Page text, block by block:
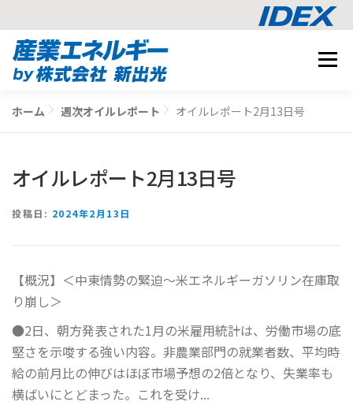
メニ
BUSINESS
ナレッジ
CO2削減シミュレーション
相談する
ホーム 週次オイルレポート オイルレポート2月13日号
オイルレポート2月13日号
投稿日: 2024年2月13日
【概況】＜中東情勢の緊迫～米エネルギーガソリン在庫取
り崩し＞
●2日、朝方発表された1月の米雇用統計は、労働市場の底
堅さを示唆する強い内容。非農業部門の就業者数、平均時
給の前月比の伸びはほぼ市場予想の2倍となり、失業率も
横ばいにとどまった。これを受け...